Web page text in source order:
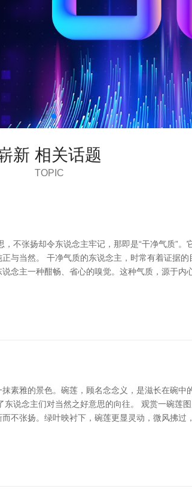
新 相关话题
TOPIC
不张扬却令东说念主牢记，那即是“干净气质”
与当然。 干净气质的东说念主，时常有着证据
念主一种酣畅、省心的嗅觉。这种气质，源于
素雅的景色。碗莲，顾名念念义，是滋长在碗
说念主们对当然之好意思的向往。 观赏一碗莲
不张扬。绿叶映衬下，碗莲更显灵动，微风拂